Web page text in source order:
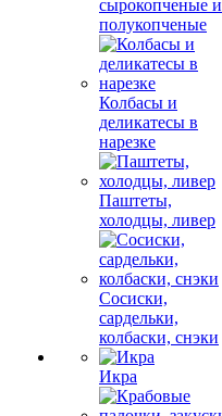
сырокопченые и
полукопченые
Колбасы и
деликатесы в
нарезке
Паштеты,
холодцы, ливер
Сосиски,
сардельки,
колбаски, снэки
Икра